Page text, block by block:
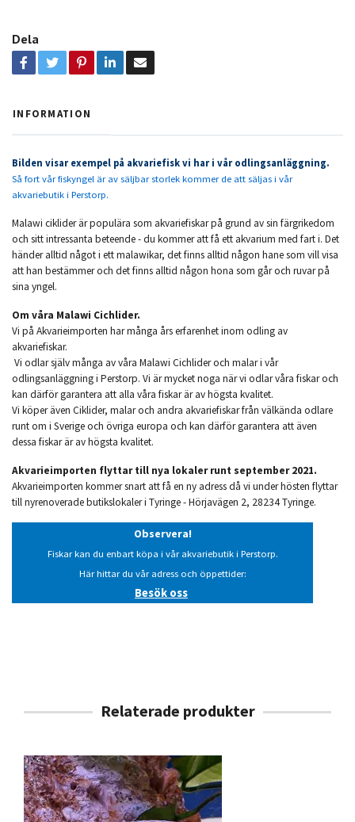
Dela
INFORMATION
Bilden visar exempel på akvariefisk vi har i vår odlingsanläggning.
Så fort vår fiskyngel är av säljbar storlek kommer de att säljas i vår
akvariebutik i Perstorp.
Malawi ciklider är populära som akvariefiskar på grund av sin färgrikedom
och sitt intressanta beteende - du kommer att få ett akvarium med fart i. Det
händer alltid något i ett malawikar, det finns alltid någon hane som vill visa
att han bestämmer och det finns alltid någon hona som går och ruvar på
sina yngel.
Om våra Malawi Cichlider.
Vi på Akvarieimporten har många års erfarenhet inom odling av
akvariefiskar.
Vi odlar själv många av våra Malawi Cichlider och malar i vår
odlingsanläggning i Perstorp. Vi är mycket noga när vi odlar våra fiskar och
kan därför garantera att alla våra fiskar är av högsta kvalitet.
Vi köper även Ciklider, malar och andra akvariefiskar från välkända odlare
runt om i Sverige och övriga europa och kan därför garantera att även
dessa fiskar är av högsta kvalitet.
Akvarieimporten flyttar till nya lokaler runt september 2021.
Akvarieimporten kommer snart att få en ny adress då vi under hösten flyttar
till nyrenoverade butikslokaler i Tyringe - Hörjavägen 2, 28234 Tyringe.
Observera!
Fiskar kan du enbart köpa i vår akvariebutik i Perstorp.
Här hittar du vår adress och öppettider:
Besök oss